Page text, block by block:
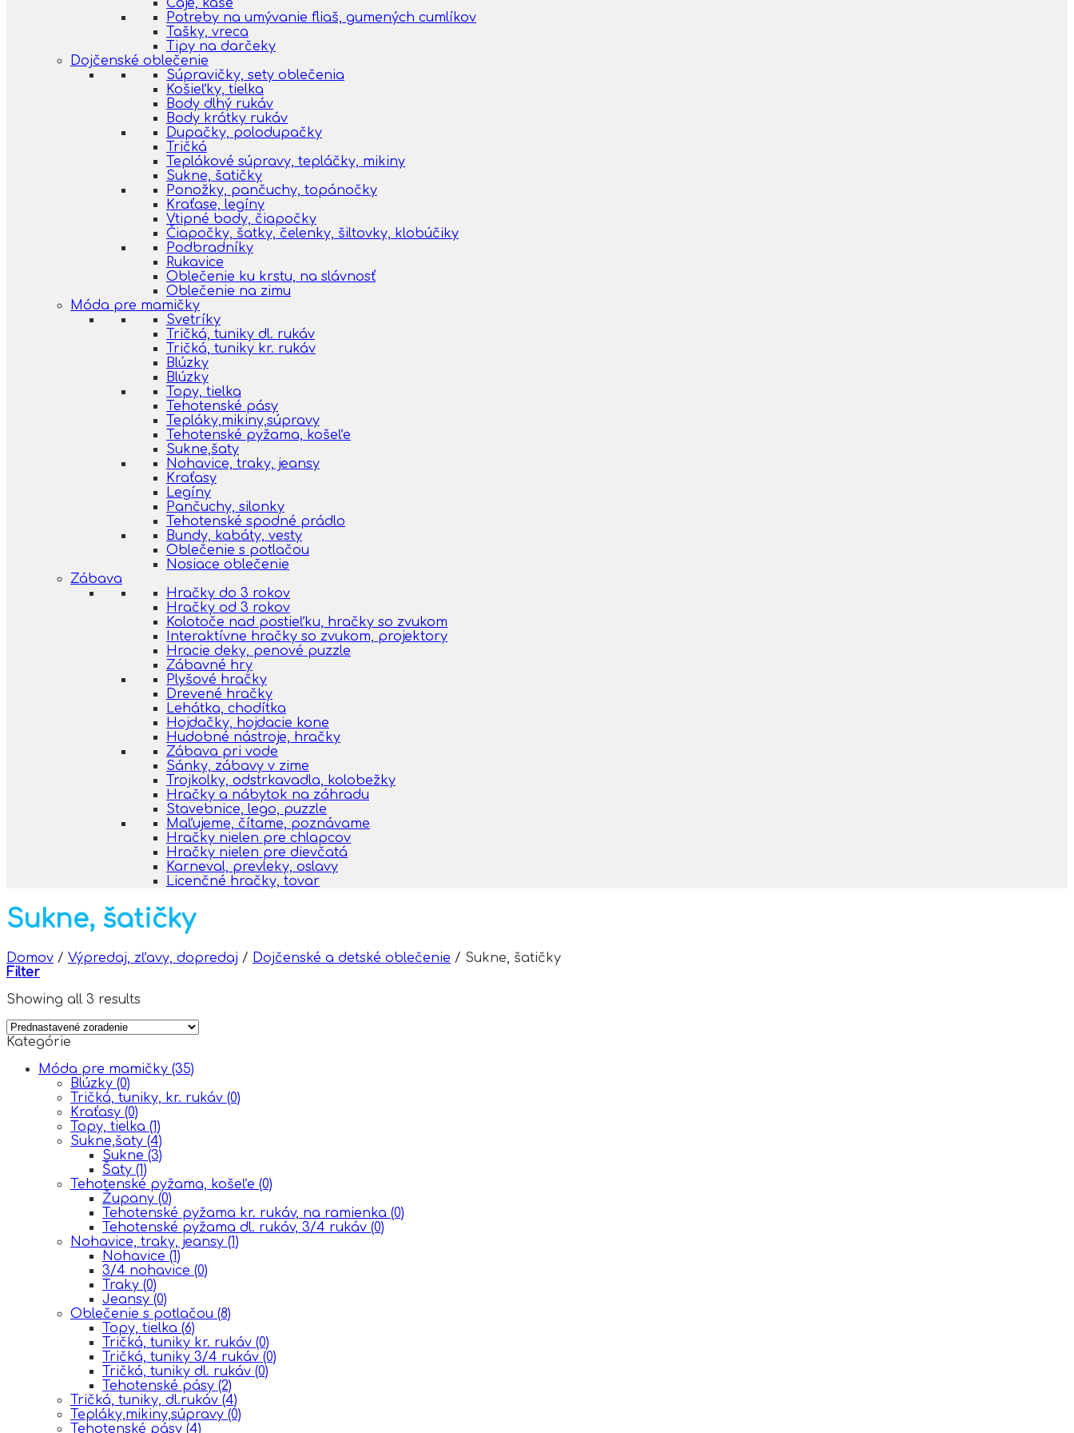
Čaje, kaše
Potreby na umývanie fliaš, gumených cumlíkov
Tašky, vreca
Tipy na darčeky
Dojčenské oblečenie
Súpravičky, sety oblečenia
Košieľky, tielka
Body dlhý rukáv
Body krátky rukáv
Dupačky, polodupačky
Tričká
Teplákové súpravy, tepláčky, mikiny
Sukne, šatičky
Ponožky, pančuchy, topánočky
Kraťase, legíny
Vtipné body, čiapočky
Čiapočky, šatky, čelenky, šiltovky, klobúčiky
Podbradníky
Rukavice
Oblečenie ku krstu, na slávnosť
Oblečenie na zimu
Móda pre mamičky
Svetríky
Tričká, tuniky dl. rukáv
Tričká, tuniky kr. rukáv
Blúzky
Blúzky
Topy, tielka
Tehotenské pásy
Tepláky,mikiny,súpravy
Tehotenské pyžama, košeľe
Sukne,šaty
Nohavice, traky, jeansy
Kraťasy
Legíny
Pančuchy, silonky
Tehotenské spodné prádlo
Bundy, kabáty, vesty
Oblečenie s potlačou
Nosiace oblečenie
Zábava
Hračky do 3 rokov
Hračky od 3 rokov
Kolotoče nad postieľku, hračky so zvukom
Interaktívne hračky so zvukom, projektory
Hracie deky, penové puzzle
Zábavné hry
Plyšové hračky
Drevené hračky
Lehátka, chodítka
Hojdačky, hojdacie kone
Hudobné nástroje, hračky
Zábava pri vode
Sánky, zábavy v zime
Trojkolky, odstrkavadla, kolobežky
Hračky a nábytok na záhradu
Stavebnice, lego, puzzle
Maľujeme, čítame, poznávame
Hračky nielen pre chlapcov
Hračky nielen pre dievčatá
Karneval, prevleky, oslavy
Licenčné hračky, tovar
Sukne, šatičky
Domov / Výpredaj, zľavy, dopredaj / Dojčenské a detské oblečenie / Sukne, šatičky
Filter
Showing all 3 results
Kategórie
Móda pre mamičky (35)
Blúzky (0)
Tričká, tuniky, kr. rukáv (0)
Kraťasy (0)
Topy, tielka (1)
Sukne,šaty (4)
Sukne (3)
Šaty (1)
Tehotenské pyžama, košeľe (0)
Župany (0)
Tehotenské pyžama kr. rukáv, na ramienka (0)
Tehotenské pyžama dl. rukáv, 3/4 rukáv (0)
Nohavice, traky, jeansy (1)
Nohavice (1)
3/4 nohavice (0)
Traky (0)
Jeansy (0)
Oblečenie s potlačou (8)
Topy, tielka (6)
Tričká, tuniky kr. rukáv (0)
Tričká, tuniky 3/4 rukáv (0)
Tričká, tuniky dl. rukáv (0)
Tehotenské pásy (2)
Tričká, tuniky, dl.rukáv (4)
Tepláky,mikiny,súpravy (0)
Tehotenské pásy (4)